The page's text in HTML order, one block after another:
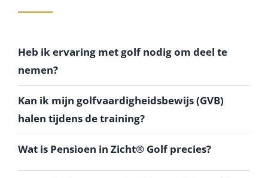
Heb ik ervaring met golf nodig om deel te
nemen?
Kan ik mijn golfvaardigheidsbewijs (GVB)
halen tijdens de training?
Wat is Pensioen in Zicht® Golf precies?